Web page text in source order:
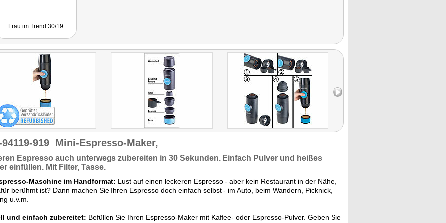
Frau im Trend 30/19
94119-919 Mini-Espresso-Maker,
Espresso auch unterwegs zubereiten in 30 Sekunden. Einfach Pulver und heißes
einfüllen. Mit Filter, Tasse.
Maschine im Handformat: Lust auf einen leckeren Espresso - aber kein Restaurant in der Nähe,
berühmt ist? Dann machen Sie Ihren Espresso doch einfach selbst - im Auto, beim Wandern, Picknick,
u.v.m.
und einfach zubereitet: Befüllen Sie Ihren Espresso-Maker mit Kaffee- oder Espresso-Pulver. Geben Sie